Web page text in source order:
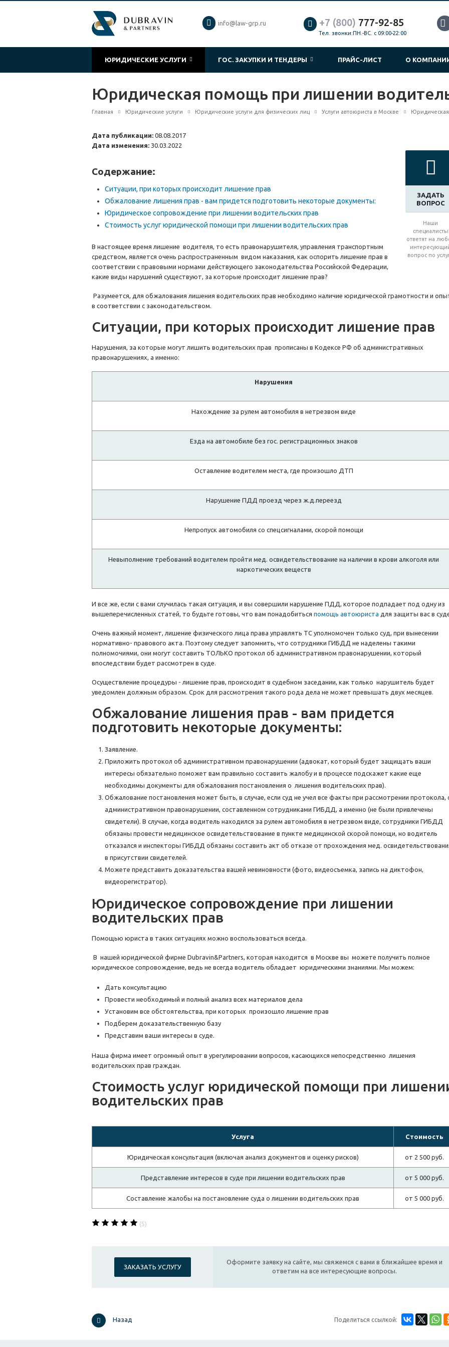
info@law-grp.ru +7 (800) 777-92-85
Тел. звонки:ПН.-ВС. с 09:00-22:00
ЮРИДИЧЕСКИЕ УСЛУГИ ГОС. ЗАКУПКИ И ТЕНДЕРЫ ПРАЙС-ЛИСТ О
Юридическая помощь при лишении
Главная Юридические услуги Юридические услуги для физических лиц Услуги автоюриста в Москве
Дата публикации: 08.08.2017
Дата изменения: 30.03.2022
ЗАДАТЬ
ВОПРОС
Наши
специалисты
ответят на
вопрос по
Содержание:
Ситуации, при которых происходит лишение прав
Обжалование лишения прав - вам придется подготовить некоторые документы:
Юридическое сопровождение при лишении водительских прав
Стоимость услуг юридической помощи при лишении водительских прав
В настоящее время лишение водителя, то есть правонарушителя, управления транспортным
средством, является очень распространенным видом наказания, как оспорить лишение прав в
соответствии с правовыми нормами действующего законодательства Российской Федерации,
какие виды нарушений существуют, за которые происходит лишение прав?
Разумеется, для обжалования лишения водительских прав необходимо наличие юридической грамотности и
в соответствии с законодательством.
Ситуации, при которых происходит лишение прав
Нарушения, за которые могут лишить водительских прав прописаны в Кодексе РФ об административных
правонарушениях, а именно:
Нарушения
Нахождение за рулем автомобиля в нетрезвом виде
Езда на автомобиле без гос. регистрационных знаков
Оставление водителем места, где произошло ДТП
Нарушение ПДД проезд через ж.д.переезд
Непропуск автомобиля со спецсигналами, скорой помощи
Невыполнение требований водителем пройти мед. освидетельствование на наличии в крови алкоголя или
наркотических веществ
И все же, если с вами случилась такая ситуация, и вы совершили нарушение ПДД, которое подпадает под одну из
вышеперечисленных статей, то будьте готовы, что вам понадобиться помощь автоюриста для защиты вас в
Очень важный момент, лишение физического лица права управлять ТС уполномочен только суд, при вынесении
нормативно- правового акта. Поэтому следует запомнить, что сотрудники ГИБДД не наделены такими
полномочиями, они могут составить ТОЛЬКО протокол об административном правонарушении, который
впоследствии будет рассмотрен в суде.
Осуществление процедуры - лишение прав, происходит в судебном заседании, как только нарушитель будет
уведомлен должным образом. Срок для рассмотрения такого рода дела не может превышать двух месяцев.
Обжалование лишения прав - вам придется
подготовить некоторые документы:
Заявление.
Приложить протокол об административном правонарушении (адвокат, который будет защищать ваши
интересы обязательно поможет вам правильно составить жалобу и в процессе подскажет какие еще
необходимы документы для обжалования постановления о лишения водительских прав).
Обжалование постановления может быть, в случае, если суд не учел все факты при рассмотрении протокола,
административном правонарушении, составленном сотрудниками ГИБДД, а именно (не были привлечены
свидетели). В случае, когда водитель находился за рулем автомобиля в нетрезвом виде, сотрудники ГИБДД
обязаны провести медицинское освидетельствование в пункте медицинской скорой помощи, но водитель
отказался и инспекторы ГИБДД обязаны составить акт об отказе от прохождения мед.
в присутствии свидетелей.
Можете представить доказательства вашей невиновности (фото, видеосъемка, запись на диктофон,
видеорегистратор).
Юридическое сопровождение при лишении
водительских прав
Помощью юриста в таких ситуациях можно воспользоваться всегда.
В нашей юридической фирме Dubravin&Partners, которая находится в Москве вы можете получить полное
юридическое сопровождение, ведь не всегда водитель обладает юридическими знаниями. Мы можем:
Дать консультацию
Провести необходимый и полный анализ всех материалов дела
Установим все обстоятельства, при которых произошло лишение прав
Подберем доказательственную базу
Представим ваши интересы в суде.
Наша фирма имеет огромный опыт в урегулировании вопросов, касающихся непосредственно лишения
водительских прав граждан.
Стоимость услуг юридической помощи при
водительских прав
Услуга Стоимость
Юридическая консультация (включая анализ документов и оценку рисков) от 2 500 руб.
Представление интересов в суде при лишении водительских прав от 5 000 руб.
Составление жалобы на постановление суда о лишении водительских прав от 5 000 руб.
(5)
ЗАКАЗАТЬ УСЛУГУ
Оформите заявку на сайте, мы свяжемся с вами в ближайшее время и
ответим на все интересующие вопросы.
Поделиться ссылкой:
Назад